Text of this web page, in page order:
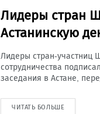
Лидеры стран
Астанинскую
Лидеры стран-участниц
сотрудничества
заседания в Астане,
ЧИТАТЬ БОЛЬШЕ